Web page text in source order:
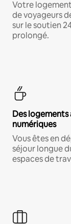
Votre
de voyageurs
sur le soutien
prolongé.
Des
numériques
Vous êtes en
séjour longue
espaces de